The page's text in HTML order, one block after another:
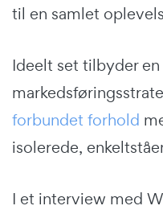
til en samlet
Ideelt set tilbyder
forbundet forhold
isolerede,
I et interview med